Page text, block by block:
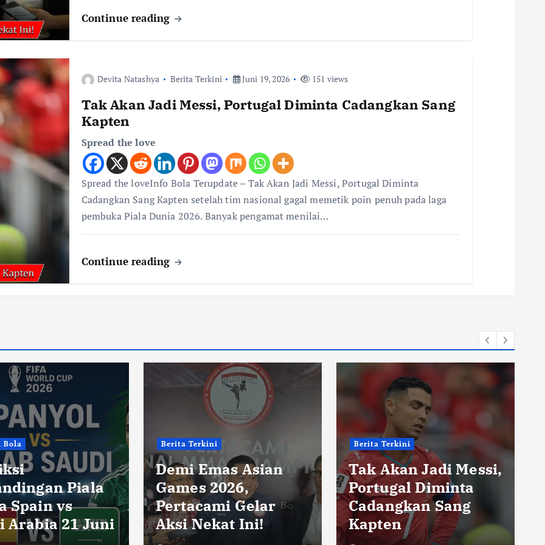
Continue reading
Devita Natashya Berita Terkini Juni 19, 2026 151 views
Tak Akan Jadi Messi, Portugal Diminta Cadangkan Sang
Kapten
Spread the love
Spread the loveInfo Bola Terupdate – Tak Akan Jadi Messi, Portugal Diminta
Cadangkan Sang Kapten setelah tim nasional gagal memetik poin penuh pada laga
pembuka Piala Dunia 2026. Banyak pengamat menilai…
Continue reading
Bola
Piala
Spain vs
Arabia 21 Juni
Berita Terkini
Demi Emas Asian
Games 2026,
Pertacami Gelar
Aksi Nekat Ini!
Berita Terkini
Tak Akan Jadi Messi,
Portugal Diminta
Cadangkan Sang
Kapten